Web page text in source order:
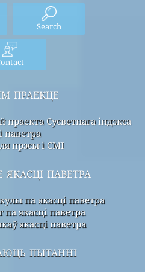
Search
праекце
Сусветнага індэкса
паветра
прэсы і СМІ
паветра
па якасці паветра
якасці паветра
якасці паветра
пытанні